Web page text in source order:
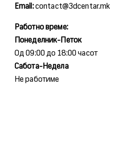
Email:contact@3dcentar.mk
Работно време:
Понеделник-Петок
Од 09:00 до 18:00 часот
Сабота-Недела
Не работиме